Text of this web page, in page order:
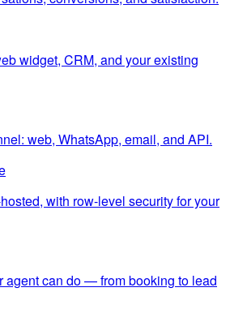
widget, CRM, and your existing
web, WhatsApp, email, and API.
with row-level security for your
agent can do — from booking to lead